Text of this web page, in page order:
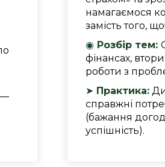
—
намагаємося
замість того,
◉ Розбір тем:
фінансах,
роботи з
➤ Практика:
справжні
(бажання
успішність).